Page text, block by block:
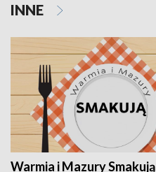
INNE
Warmia i Mazury Smakują